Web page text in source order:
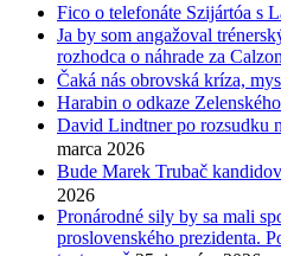
Fico o telefonáte Szijártóa s
Ja by som angažoval
rozhodca o náhrade za
Čaká nás obrovská kríza,
Harabin o odkaze
David Lindtner po rozsudku
marca 2026
Bude Marek Trubač
2026
Pronárodné sily by sa mali
proslovenského prezidenta.